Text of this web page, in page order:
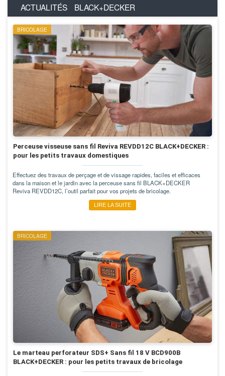
ACTUALITÉS BLACK+DECKER
BRICOLAGE
Perceuse visseuse sans fil Reviva REVDD12C BLACK+DECKER :
pour les petits travaux domestiques
Effectuez des travaux de perçage et de vissage rapides, faciles et efficaces
dans la maison et le jardin avec la perceuse sans fil BLACK+DECKER
Reviva REVDD12C, l’outil parfait pour vos projets de bricolage.
LIRE LA SUITE
BRICOLAGE
Le marteau perforateur SDS+ Sans fil 18 V BCD900B
BLACK+DECKER : pour les petits travaux de bricolage